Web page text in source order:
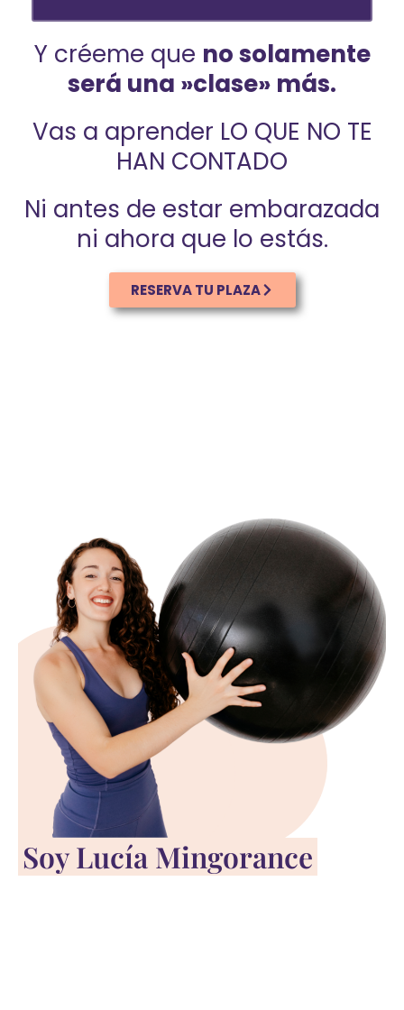
Y créeme que no solamente
será una »clase» más.
Vas a aprender LO QUE NO TE
HAN CONTADO
Ni antes de estar embarazada
ni ahora que lo estás.
RESERVA TU PLAZA
Soy Lucía Mingorance